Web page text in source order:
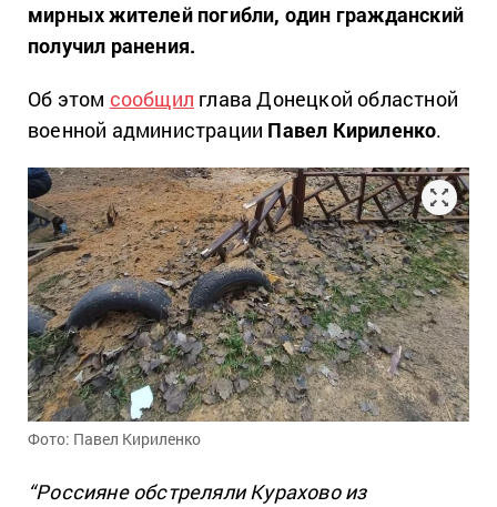
мирных жителей погибли, один гражданский
получил ранения.
Об этом сообщил глава Донецкой областной
военной администрации Павел Кириленко.
Фото: Павел Кириленко
“Россияне обстреляли Курахово из